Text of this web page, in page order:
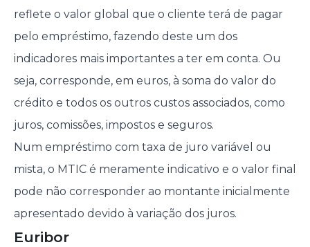
reflete o valor global que o cliente terá de pagar
pelo empréstimo, fazendo deste um dos
indicadores mais importantes a ter em conta. Ou
seja, corresponde, em euros, à soma do valor do
crédito e todos os outros custos associados, como
juros, comissões, impostos e seguros.
Num empréstimo com taxa de juro variável ou
mista, o MTIC é meramente indicativo e o valor final
pode não corresponder ao montante inicialmente
apresentado devido à variação dos juros.
Euribor